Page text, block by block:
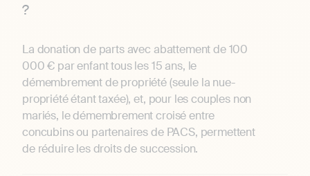
?
La donation de parts avec abattement de 100
000 € par enfant tous les 15 ans, le
démembrement de propriété (seule la nue-
propriété étant taxée), et, pour les couples non
mariés, le démembrement croisé entre
concubins ou partenaires de PACS, permettent
de réduire les droits de succession.